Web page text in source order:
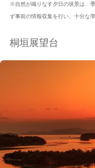
※自然が織りなす夕日の状景は、
ず事前の情報収集を行い、十分な
桐垣展望台